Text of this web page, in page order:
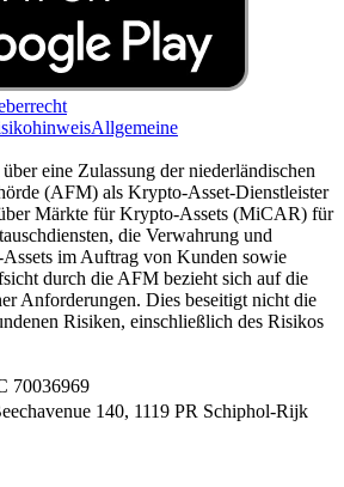
Allgemeine
eine Zulassung der niederländischen
(AFM) als Krypto-Asset-Dienstleister
Märkte für Krypto-Assets (MiCAR) für
die Verwahrung und
im Auftrag von Kunden sowie
durch die AFM bezieht sich auf die
Anforderungen. Dies beseitigt nicht die
Risiken, einschließlich des Risikos
70036969
140, 1119 PR Schiphol-Rijk